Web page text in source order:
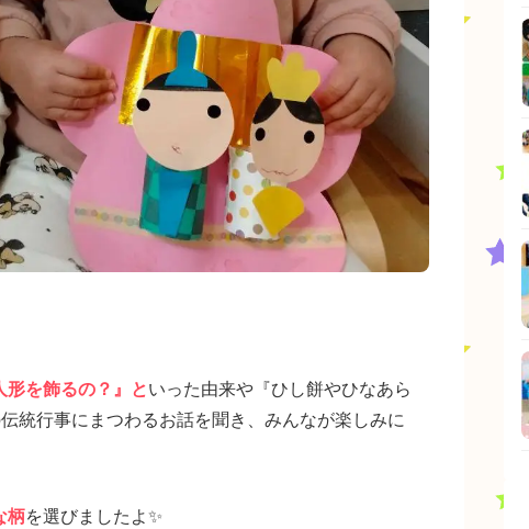
形を飾るの？』といった由来や『ひし餅やひなあら
統行事にまつわるお話を聞き、みんなが楽しみに
柄を選びましたよ✨